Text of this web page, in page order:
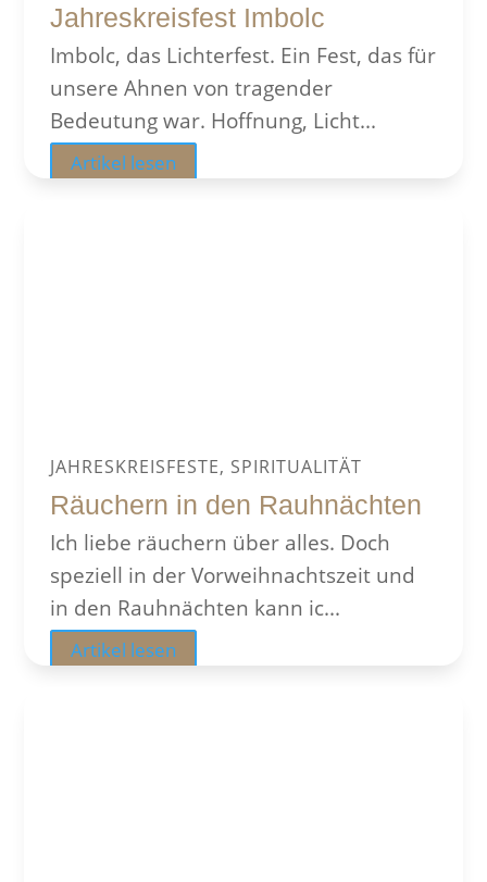
Jahreskreisfest Imbolc
Imbolc, das Lichterfest. Ein Fest, das für
unsere Ahnen von tragender
Bedeutung war. Hoffnung, Licht...
Artikel lesen
JAHRESKREISFESTE, SPIRITUALITÄT
Räuchern in den Rauhnächten
Ich liebe räuchern über alles. Doch
speziell in der Vorweihnachtszeit und
in den Rauhnächten kann ic...
Artikel lesen